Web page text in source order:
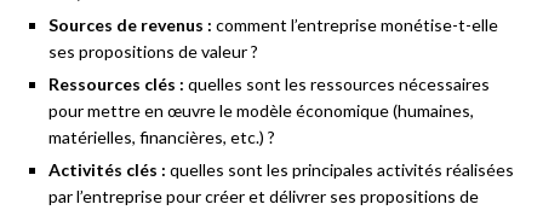
Sources de revenus : comment l’entreprise monétise-t-elle
ses propositions de valeur ?
Ressources clés : quelles sont les ressources nécessaires
pour mettre en œuvre le modèle économique (humaines,
matérielles, financières, etc.) ?
Activités clés : quelles sont les principales activités réalisées
par l’entreprise pour créer et délivrer ses propositions de